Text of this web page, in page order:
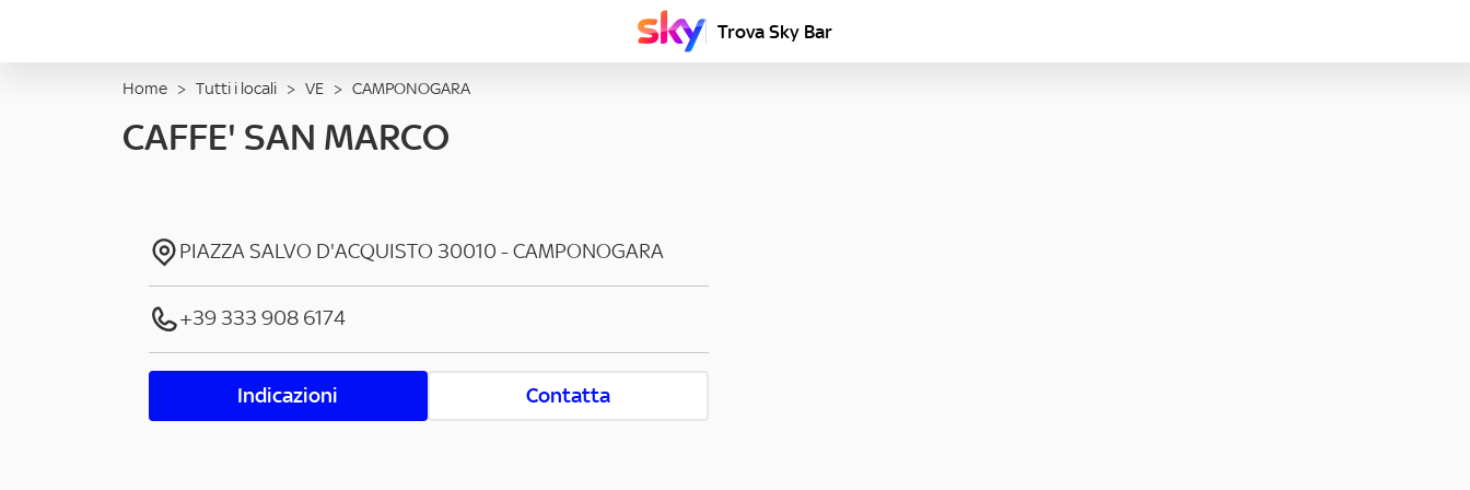
Trova Sky Bar
Home > Tutti i locali > VE > CAMPONOGARA
CAFFE' SAN MARCO
PIAZZA SALVO D'ACQUISTO 30010 -CAMPONOGARA
+39 333 908 6174
Indicazioni Contatta